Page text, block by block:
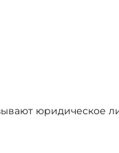
юридическое